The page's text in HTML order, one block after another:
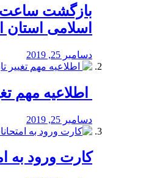
بازگشت ساعت
اسلامی استان
دسامبر 25, 2019
اطلاعیه مهم
دسامبر 25, 2019
کارت ورود به